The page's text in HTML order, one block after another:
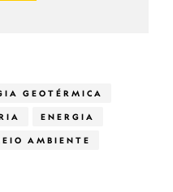
GEOTÉRMICA
ENERGIA
AMBIENTE